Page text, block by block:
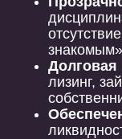
Долговая
лизинг,